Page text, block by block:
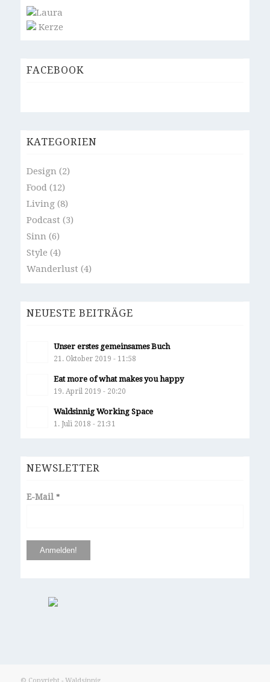
Laura
Kerze
FACEBOOK
KATEGORIEN
Design (2)
Food (12)
Living(8)
Podcast (3)
Sinn (6)
Style (4)
Wanderlust (4)
NEUESTE BEITRÄGE
Unser erstes gemeinsames Buch
21. Oktober 2019 - 11:58
Eat more of what makes you happy
19. April 2019 - 20:20
Waldsinnig Working Space
1. Juli 2018 - 21:31
NEWSLETTER
E-Mail *
© Copyright - Waldsinnig